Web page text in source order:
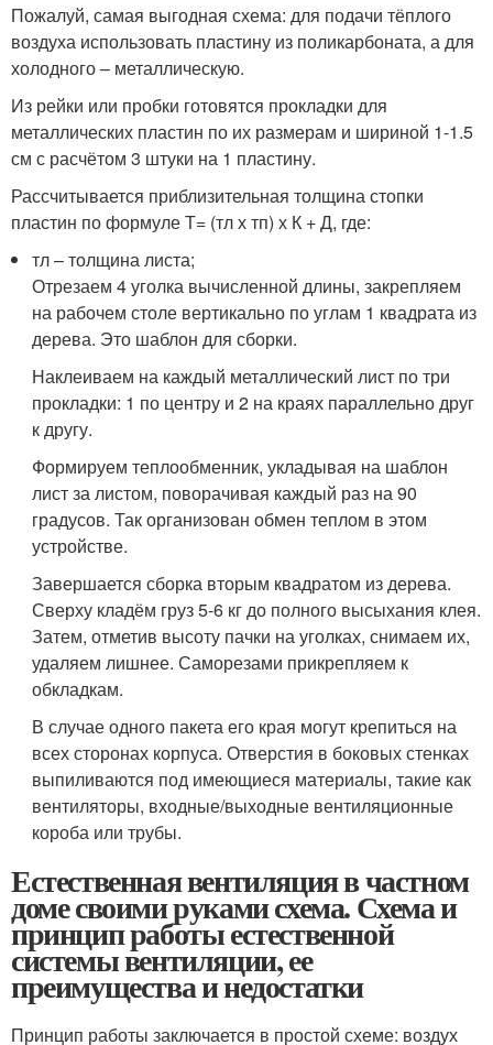
Пожалуй, самая выгодная схема: для подачи тёплого
воздуха использовать пластину из поликарбоната, а для
холодного – металлическую.
Из рейки или пробки готовятся прокладки для
металлических пластин по их размерам и шириной 1-1.5
см с расчётом 3 штуки на 1 пластину.
Рассчитывается приблизительная толщина стопки
пластин по формуле Т= (тл х тп) х К + Д, где:
тл – толщина листа;
Отрезаем 4 уголка вычисленной длины, закрепляем
на рабочем столе вертикально по углам 1 квадрата из
дерева. Это шаблон для сборки.
Наклеиваем на каждый металлический лист по три
прокладки: 1 по центру и 2 на краях параллельно друг
к другу.
Формируем теплообменник, укладывая на шаблон
лист за листом, поворачивая каждый раз на 90
градусов. Так организован обмен теплом в этом
устройстве.
Завершается сборка вторым квадратом из дерева.
Сверху кладём груз 5-6 кг до полного высыхания клея.
Затем, отметив высоту пачки на уголках, снимаем их,
удаляем лишнее. Саморезами прикрепляем к
обкладкам.
В случае одного пакета его края могут крепиться на
всех сторонах корпуса. Отверстия в боковых стенках
выпиливаются под имеющиеся материалы, такие как
вентиляторы, входные/выходные вентиляционные
короба или трубы.
Естественная вентиляция в частном
доме своими руками схема. Схема и
принцип работы естественной
системы вентиляции, ее
преимущества и недостатки
Принцип работы заключается в простой схеме: воздух